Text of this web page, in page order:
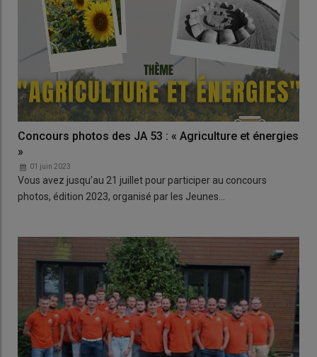
Concours photos des JA 53 : « Agriculture et énergies
»
01 juin 2023
Vous avez jusqu’au 21 juillet pour participer au concours
photos, édition 2023, organisé par les Jeunes…